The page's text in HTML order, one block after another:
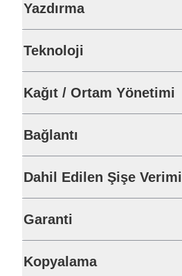
Yazdırma
Teknoloji
Kağıt / Ortam Yönetimi
Bağlantı
Dahil Edilen Şişe Verimi
Garanti
Kopyalama